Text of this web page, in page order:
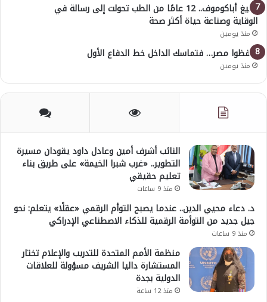
أوليغ أباكوموف.. 12 عامًا من الطب تحولت إلى رسالة في
الوقاية وصناعة حياة أكثر صحة
منذ يومين
احفظوا مصر… فتماسك الداخل خط الدفاع الأول
منذ يومين
النائب أشرف أمين وعادل داود يقودان مسيرة
التطوير.. «غرب شبرا الخيمة» على طريق بناء
تعليم حقيقي
منذ 9 ساعات
د. دعاء محيي الدين.. عندما يصبح التوأم الرقمي «عقلًا» يتعلم: نحو
جيل جديد من التوأمة الرقمية للذكاء الاصطناعي الإدراكي
منذ 9 ساعات
منظمة الأمم المتحدة للتدريب والإعلام تختار
المستشارة داليا الشريف مسؤولة للعلاقات
الدولية بجدة
منذ 12 ساعة